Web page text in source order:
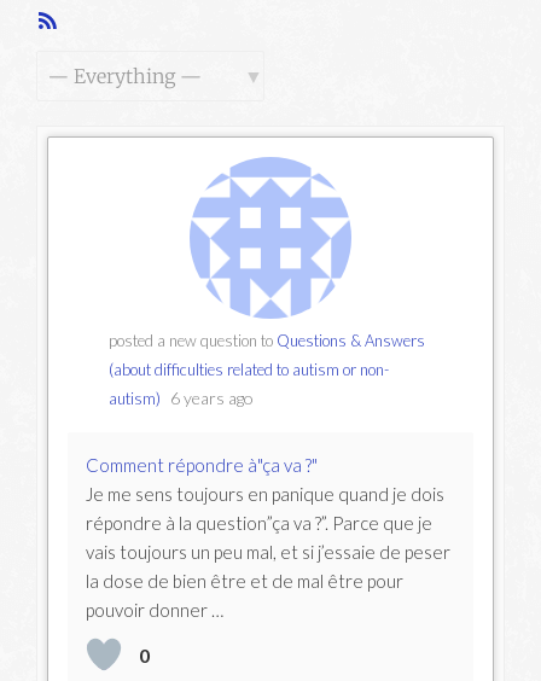
posted a new question to Questions & Answers
(about difficulties related to autism or non-
autism)
6 years ago
Comment répondre à"ça va ?"
Je me sens toujours en panique quand je dois
répondre à la question”ça va ?”. Parce que je
vais toujours un peu mal, et si j’essaie de peser
la dose de bien être et de mal être pour
pouvoir donner …
0